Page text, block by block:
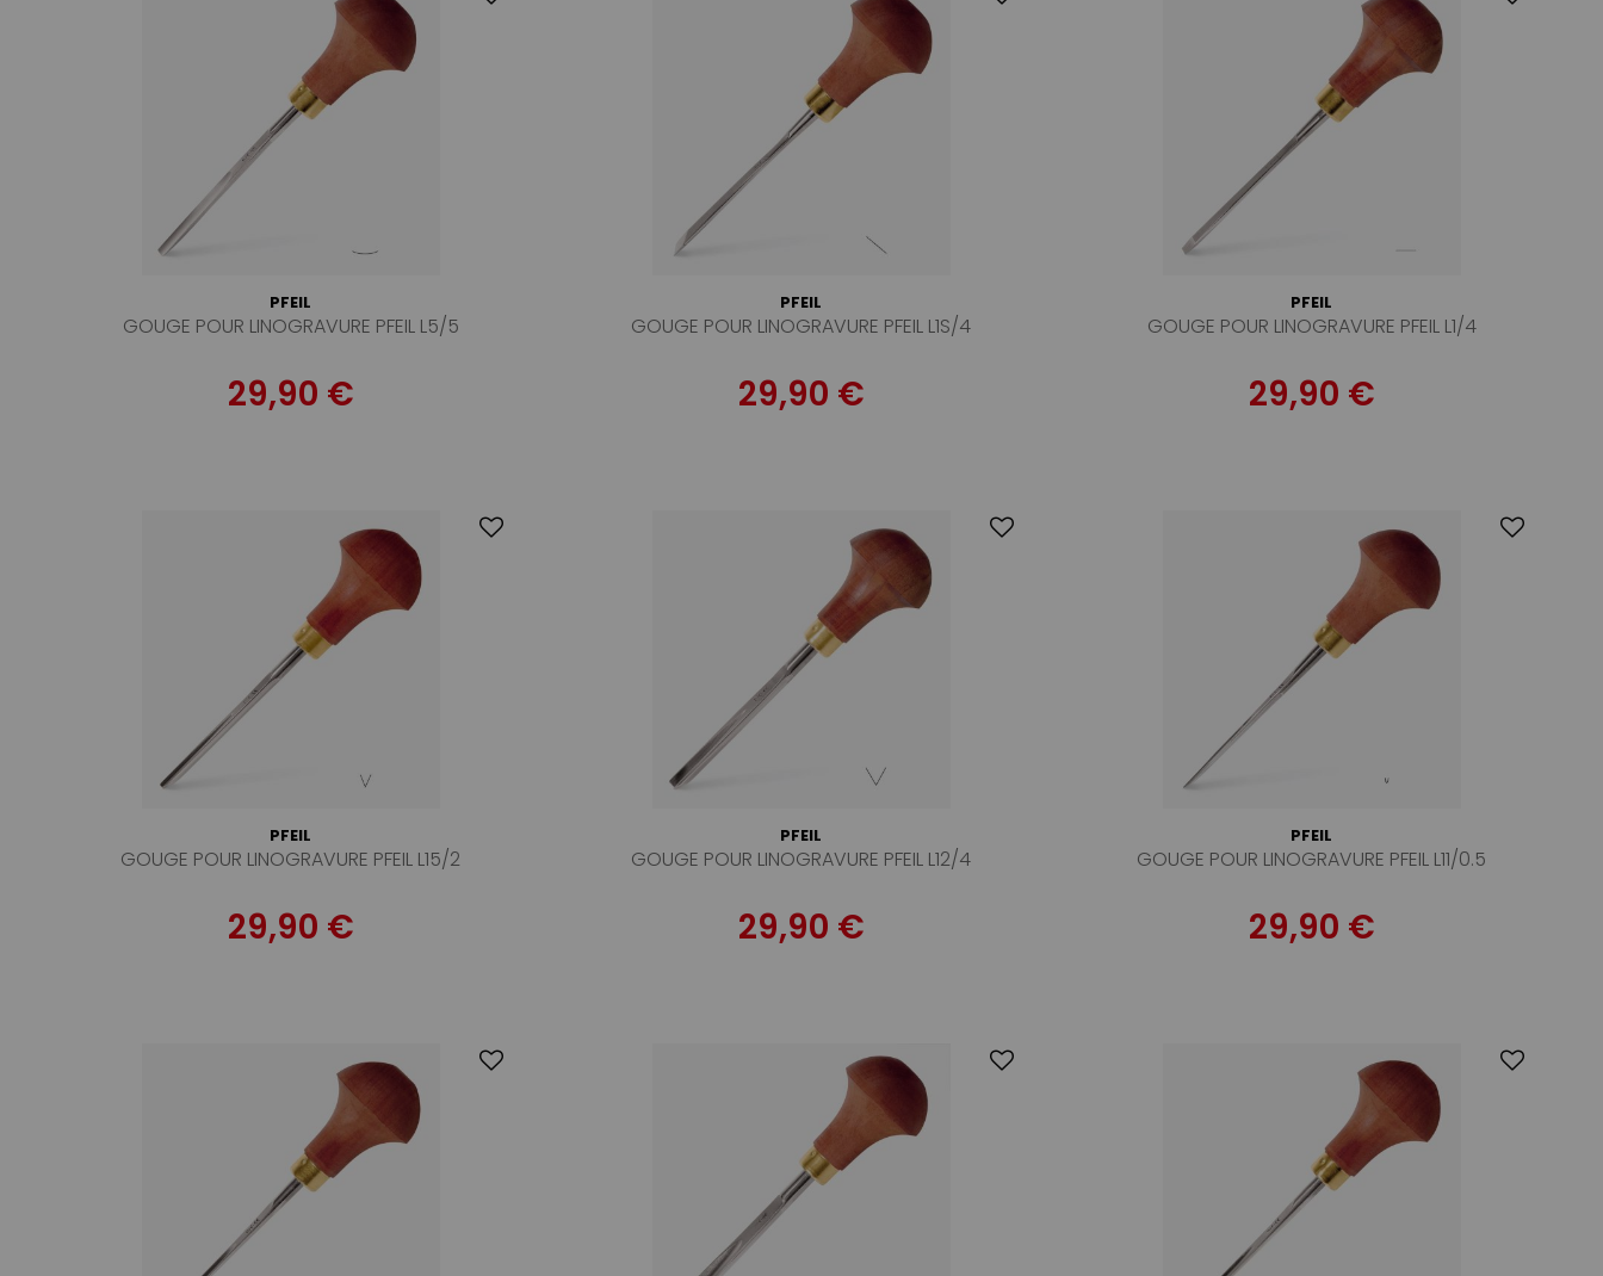
PFEIL
GOUGE POUR LINOGRAVURE PFEIL L5/5
29,90 €
PFEIL
GOUGE POUR LINOGRAVURE PFEIL L1S/4
29,90 €
PFEIL
GOUGE POUR LINOGRAVURE PFEIL L1/4
29,90 €
PFEIL
GOUGE POUR LINOGRAVURE PFEIL L15/2
29,90 €
PFEIL
GOUGE POUR LINOGRAVURE PFEIL L12/4
29,90 €
PFEIL
GOUGE POUR LINOGRAVURE PFEIL L11/0.5
29,90 €